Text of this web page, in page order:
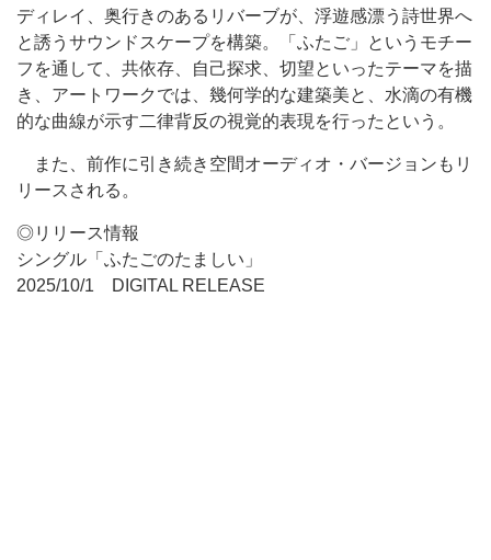
ディレイ、奥行きのあるリバーブが、浮遊感漂う詩世界へ
と誘うサウンドスケープを構築。「ふたご」というモチー
フを通して、共依存、自己探求、切望といったテーマを描
き、アートワークでは、幾何学的な建築美と、水滴の有機
的な曲線が示す二律背反の視覚的表現を行ったという。
また、前作に引き続き空間オーディオ・バージョンもリ
リースされる。
◎リリース情報
シングル「ふたごのたましい」
2025/10/1 DIGITAL RELEASE